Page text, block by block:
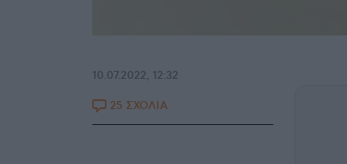
10.07.2022, 12:32
25 ΣΧΟΛΙΑ